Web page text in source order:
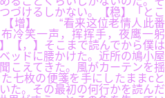
づけるしかない。【稳】「とこ
【增】 “看来这位老情人此番
冷笑一声，挥挥手，夜鹰一躬
【，】そこまで読んでから僕は
ッドに腰かけた。近所の鳩小屋
こえてきた。風がカーテンを揺
七枚の便箋を手にしたままcと
た。その最初の何行かを読んだ